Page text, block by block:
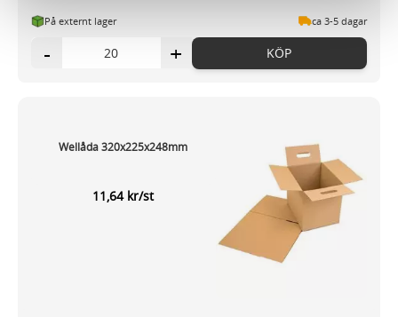
vidarebefordrar även sådana identifierare och annan
information från din enhet till de sociala medier och
annons- och analysföretag som vi samarbetar med.
På externt lager ca 3-5 dagar
- + KÖP
Wellåda 320x225x248mm
11,64 kr/st